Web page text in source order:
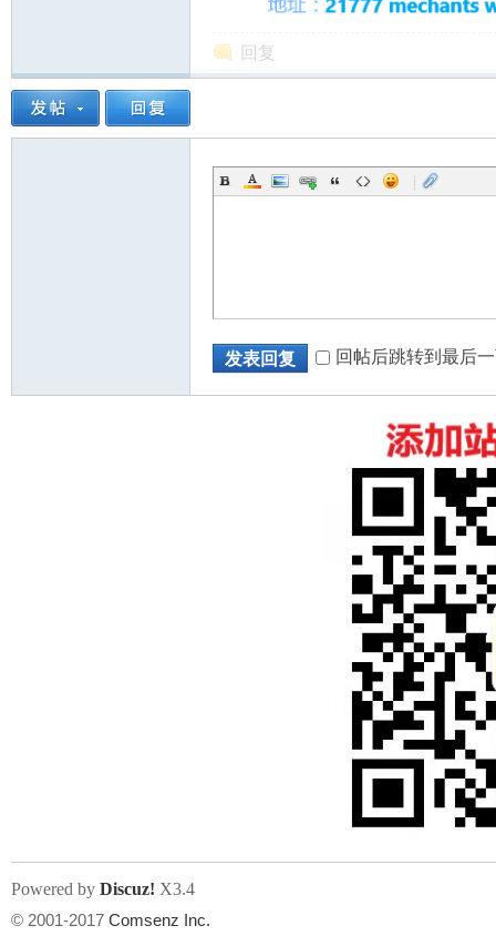
州
回复
|
发表回复 回帖后跳转到最后
Powered by Discuz! X3.4
© 2001-2017 Comsenz Inc.